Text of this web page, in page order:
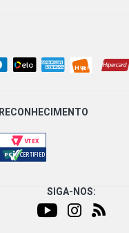
RECONHECIMENTO
SIGA-NOS: